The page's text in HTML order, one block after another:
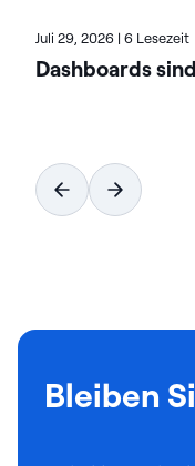
Juli 29, 2026 | 6 Lesezeit
Dashboards
Bleiben